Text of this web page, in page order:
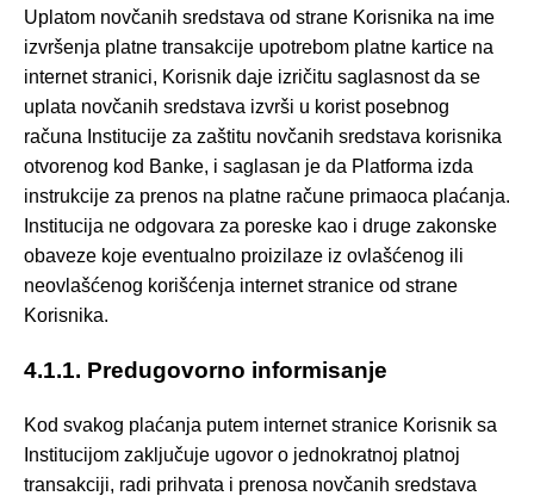
Uplatom novčanih sredstava od strane Korisnika na ime
izvršenja platne transakcije upotrebom platne kartice na
internet stranici, Korisnik daje izričitu saglasnost da se
uplata novčanih sredstava izvrši u korist posebnog
računa Institucije za zaštitu novčanih sredstava korisnika
otvorenog kod Banke, i saglasan je da Platforma izda
instrukcije za prenos na platne račune primaoca plaćanja.
Institucija ne odgovara za poreske kao i druge zakonske
obaveze koje eventualno proizilaze iz ovlašćenog ili
neovlašćenog korišćenja internet stranice od strane
Korisnika.
4.1.1. Predugovorno informisanje
Kod svakog plaćanja putem internet stranice Korisnik sa
Institucijom zaključuje ugovor o jednokratnoj platnoj
transakciji, radi prihvata i prenosa novčanih sredstava